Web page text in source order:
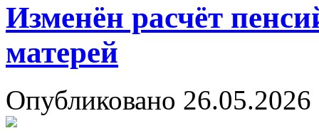
Изменён расчёт
матерей
Опубликовано